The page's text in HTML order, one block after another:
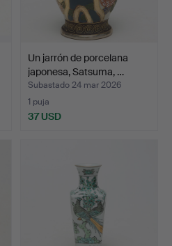
Un jarrón de porcelana
japonesa, Satsuma, …
Subastado 24 mar 2026
1 puja
37 USD